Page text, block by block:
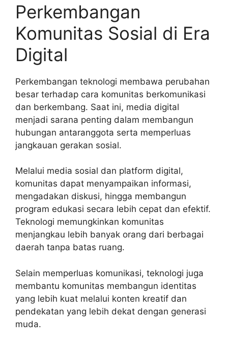
Perkembangan
Komunitas Sosial di Era
Digital
Perkembangan teknologi membawa perubahan
besar terhadap cara komunitas berkomunikasi
dan berkembang. Saat ini, media digital
menjadi sarana penting dalam membangun
hubungan antaranggota serta memperluas
jangkauan gerakan sosial.
Melalui media sosial dan platform digital,
komunitas dapat menyampaikan informasi,
mengadakan diskusi, hingga membangun
program edukasi secara lebih cepat dan efektif.
Teknologi memungkinkan komunitas
menjangkau lebih banyak orang dari berbagai
daerah tanpa batas ruang.
Selain memperluas komunikasi, teknologi juga
membantu komunitas membangun identitas
yang lebih kuat melalui konten kreatif dan
pendekatan yang lebih dekat dengan generasi
muda.